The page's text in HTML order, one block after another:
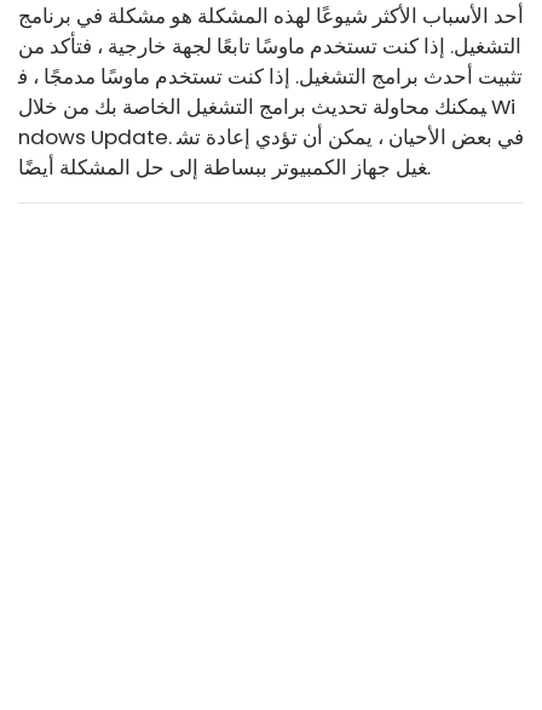
أحد الأسباب الأكثر شيوعًا لهذه المشكلة هو مشكلة في برنامج
التشغيل. إذا كنت تستخدم ماوسًا تابعًا لجهة خارجية ، فتأكد من
تثبيت أحدث برامج التشغيل. إذا كنت تستخدم ماوسًا مدمجًا ، ف
يمكنك محاولة تحديث برامج التشغيل الخاصة بك من خلال Wi
ndows Update. في بعض الأحيان ، يمكن أن تؤدي إعادة تش
غيل جهاز الكمبيوتر ببساطة إلى حل المشكلة أيضًا.